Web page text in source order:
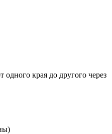
края до другого через